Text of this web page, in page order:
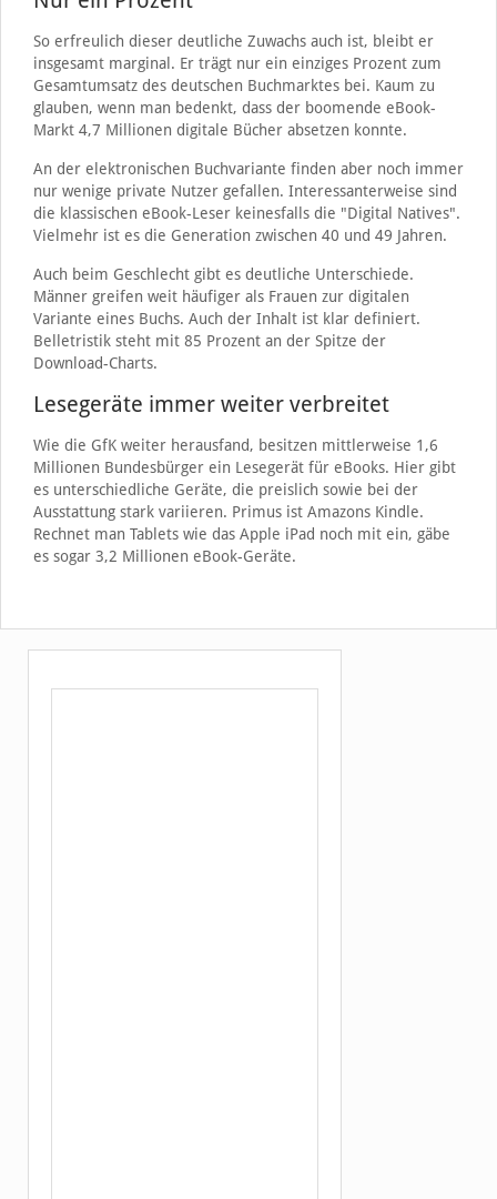
So erfreulich dieser deutliche Zuwachs auch ist, bleibt er
insgesamt marginal. Er trägt nur ein einziges Prozent zum
Gesamtumsatz des deutschen Buchmarktes bei. Kaum zu
glauben, wenn man bedenkt, dass der boomende eBook-
Markt 4,7 Millionen digitale Bücher absetzen konnte.
An der elektronischen Buchvariante finden aber noch immer
nur wenige private Nutzer gefallen. Interessanterweise sind
die klassischen eBook-Leser keinesfalls die "Digital Natives".
Vielmehr ist es die Generation zwischen 40 und 49 Jahren.
Auch beim Geschlecht gibt es deutliche Unterschiede.
Männer greifen weit häufiger als Frauen zur digitalen
Variante eines Buchs. Auch der Inhalt ist klar definiert.
Belletristik steht mit 85 Prozent an der Spitze der
Download-Charts.
Lesegeräte immer weiter verbreitet
Wie die GfK weiter herausfand, besitzen mittlerweise 1,6
Millionen Bundesbürger ein Lesegerät für eBooks. Hier gibt
es unterschiedliche Geräte, die preislich sowie bei der
Ausstattung stark variieren. Primus ist Amazons Kindle.
Rechnet man Tablets wie das Apple iPad noch mit ein, gäbe
es sogar 3,2 Millionen eBook-Geräte.